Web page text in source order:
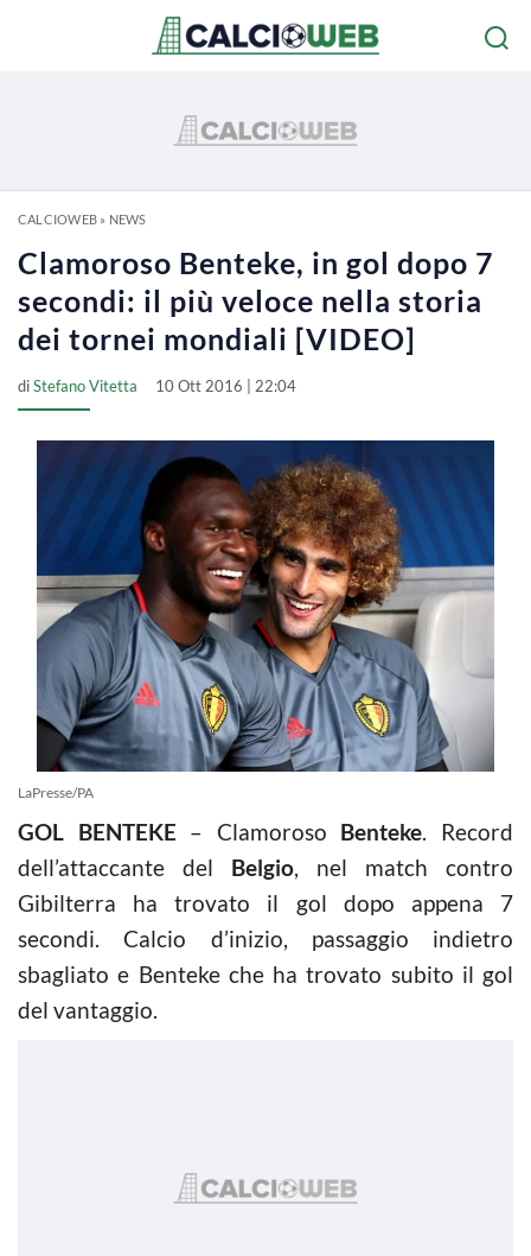
CALCIOWEB» NEWS
Clamoroso Benteke, in gol dopo 7
secondi: il più veloce nella storia
dei tornei mondiali [VIDEO]
diStefano Vitetta 10 Ott 2016 | 22:04
LaPresse/PA
GOL BENTEKE – Clamoroso Benteke. Record
dell’attaccante del Belgio, nel match contro
Gibilterra ha trovato il gol dopo appena 7
secondi. Calcio d’inizio, passaggio indietro
sbagliato e Benteke che ha trovato subito il gol
del vantaggio.